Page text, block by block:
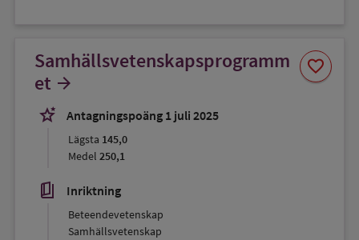
Samhällsvetenskapsprogramm
et arrow_forward
stars_2
Antagningspoäng 1 juli 2025
Lägsta 145,0
Medel 250,1
book_5 Inriktning
Beteendevetenskap
Samhällsvetenskap
favorite
Spara
som